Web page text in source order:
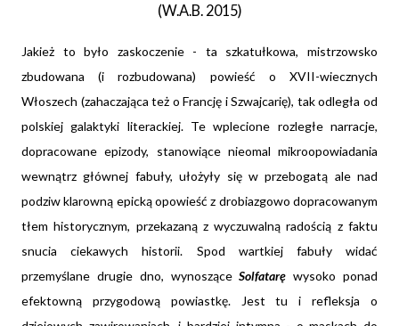
(W.A.B. 2015)
Jakież to było zaskoczenie - ta szkatułkowa, mistrzowsko
zbudowana (i rozbudowana) powieść o XVII-wiecznych
Włoszech (zahaczająca też o Francję i Szwajcarię), tak odległa od
polskiej galaktyki literackiej. Te wplecione rozległe narracje,
dopracowane epizody, stanowiące nieomal mikroopowiadania
wewnątrz głównej fabuły, ułożyły się w przebogatą ale nad
podziw klarowną epicką opowieść z drobiazgowo dopracowanym
tłem historycznym, przekazaną z wyczuwalną radością z faktu
snucia ciekawych historii. Spod wartkiej fabuły widać
przemyślane drugie dno, wynosząceSolfatarę wysoko ponad
efektowną przygodową powiastkę. Jest tu i refleksja o